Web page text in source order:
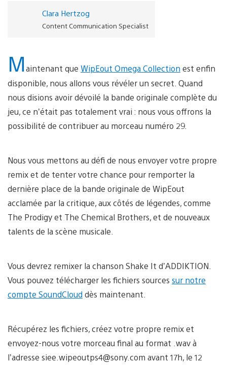
Clara Hertzog
Content Communication Specialist
Maintenant que WipEout Omega Collection est enfin
disponible, nous allons vous révéler un secret. Quand
nous disions avoir dévoilé la bande originale complète du
jeu, ce n’était pas totalement vrai : nous vous offrons la
possibilité de contribuer au morceau numéro 29.
Nous vous mettons au défi de nous envoyer votre propre
remix et de tenter votre chance pour remporter la
dernière place de la bande originale de WipEout
acclamée par la critique, aux côtés de légendes, comme
The Prodigy et The Chemical Brothers, et de nouveaux
talents de la scène musicale.
Vous devrez remixer la chanson Shake It d’ADDIKTION.
Vous pouvez télécharger les fichiers sources sur notre
compte SoundCloud dès maintenant.
Récupérez les fichiers, créez votre propre remix et
envoyez-nous votre morceau final au format .wav à
l’adresse siee.wipeoutps4@sony.com avant 17h, le 12